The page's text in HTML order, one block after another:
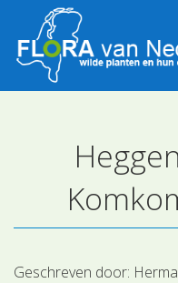
Plantensoorten
Determineren
Geschreven door: